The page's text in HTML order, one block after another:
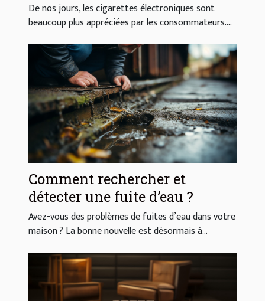
De nos jours, les cigarettes électroniques sont
beaucoup plus appréciées par les consommateurs....
Comment rechercher et
détecter une fuite d’eau ?
Avez-vous des problèmes de fuites d’eau dans votre
maison ? La bonne nouvelle est désormais à...